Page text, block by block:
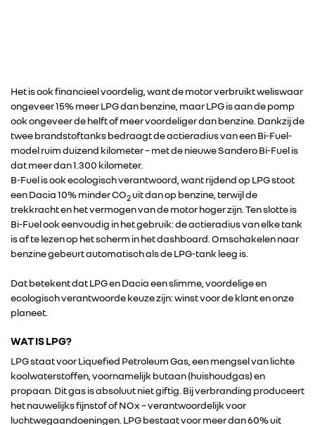
Het is ook financieel voordelig, want de motor verbruikt weliswaar
ongeveer 15% meer LPG dan benzine, maar LPG is aan de pomp
ook ongeveer de helft of meer voordeliger dan benzine. Dankzij de
twee brandstoftanks bedraagt de actieradius van een Bi-Fuel-
model ruim duizend kilometer – met de nieuwe Sandero Bi-Fuel is
dat meer dan 1.300 kilometer.
B-Fuel is ook ecologisch verantwoord, want rijdend op LPG stoot
een Dacia 10% minder CO2 uit dan op benzine, terwijl de
trekkracht en het vermogen van de motor hoger zijn. Ten slotte is
Bi-Fuel ook eenvoudig in het gebruik: de actieradius van elke tank
is af te lezen op het scherm in het dashboard. Omschakelen naar
benzine gebeurt automatisch als de LPG-tank leeg is.
Dat betekent dat LPG en Dacia een slimme, voordelige en
ecologisch verantwoorde keuze zijn: winst voor de klant en onze
planeet.
WAT IS LPG?
LPG staat voor Liquefied Petroleum Gas, een mengsel van lichte
koolwaterstoffen, voornamelijk butaan (huishoudgas) en
propaan. Dit gas is absoluut niet giftig. Bij verbranding produceert
het nauwelijks fijnstof of NOx – verantwoordelijk voor
luchtwegaandoeningen. LPG bestaat voor meer dan 60% uit